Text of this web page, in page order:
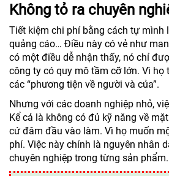
Không tỏ ra chuyên
Tiết kiệm chi phí bằng cách tự mình
quảng cáo… Điều này có vẻ như
có một điều dễ nhận thấy, nó chỉ
công ty có quy mô tầm cỡ lớn. Vì
các “phương tiện về người và của”.
Nhưng với các doanh nghiệp nhỏ,
Kể cả là không có đủ kỹ năng về
cứ đâm đầu vào làm. Vì họ muốn
phí. Việc này chính là nguyên nhân
chuyên nghiệp trong từng sản phẩm.